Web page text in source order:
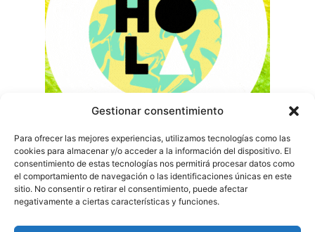
Gestionar consentimiento
Para ofrecer las mejores experiencias, utilizamos tecnologías como las
cookies para almacenar y/o acceder a la información del dispositivo. El
consentimiento de estas tecnologías nos permitirá procesar datos como
el comportamiento de navegación o las identificaciones únicas en este
sitio. No consentir o retirar el consentimiento, puede afectar
negativamente a ciertas características y funciones.